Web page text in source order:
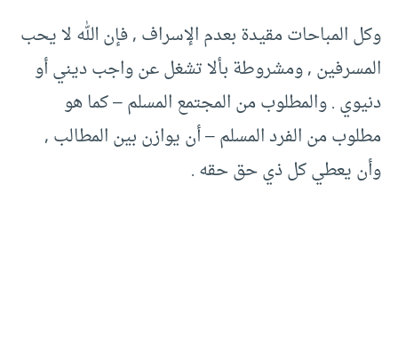
وكل المباحات مقيدة بعدم الإسراف , فإن الله لا يحب
المسرفين , ومشروطة بألا تشغل عن واجب ديني أو
دنيوي . والمطلوب من المجتمع المسلم – كما هو
مطلوب من الفرد المسلم – أن يوازن بين المطالب ,
وأن يعطي كل ذي حق حقه .